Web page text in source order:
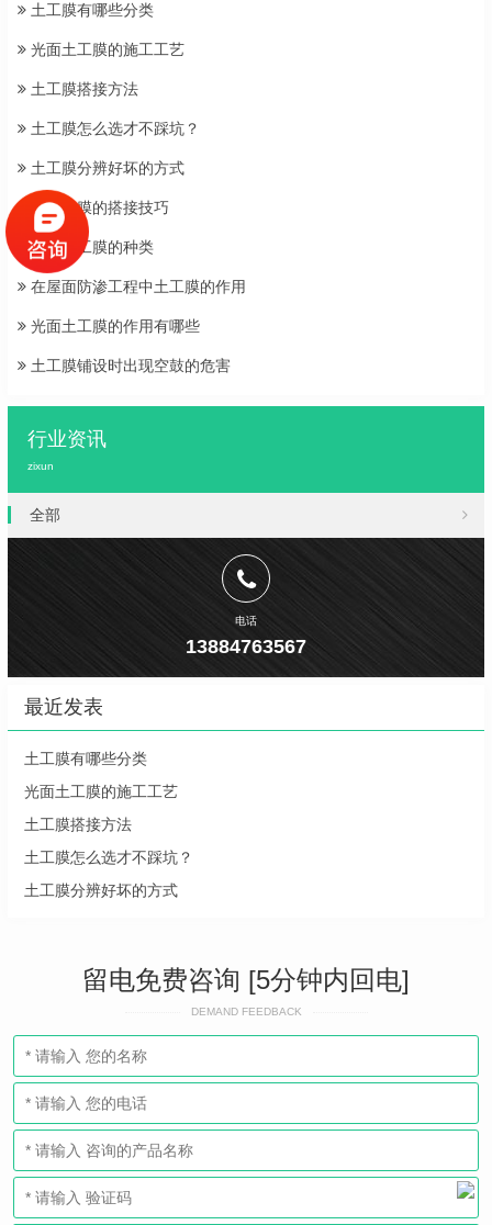
土工膜有哪些分类
光面土工膜的施工工艺
土工膜搭接方法
土工膜怎么选才不踩坑？
土工膜分辨好坏的方式
两布一膜的搭接技巧
糙面土工膜的种类
在屋面防渗工程中土工膜的作用
光面土工膜的作用有哪些
土工膜铺设时出现空鼓的危害
行业资讯
zixun
全部
电话
13884763567
最近发表
土工膜有哪些分类
光面土工膜的施工工艺
土工膜搭接方法
土工膜怎么选才不踩坑？
土工膜分辨好坏的方式
留电免费咨询 [5分钟内回电]
DEMAND FEEDBACK